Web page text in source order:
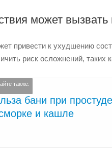
может
привести к ухудшению
риск осложнений, таких
также:
бани при
и кашле